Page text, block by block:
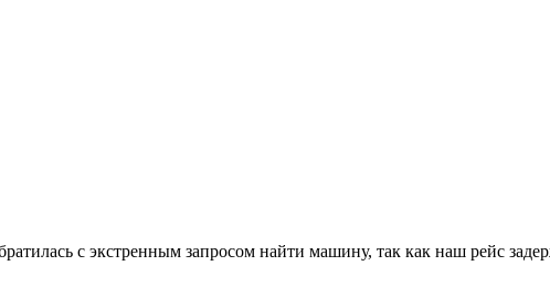
с экстренным запросом найти машину, так как наш рейс